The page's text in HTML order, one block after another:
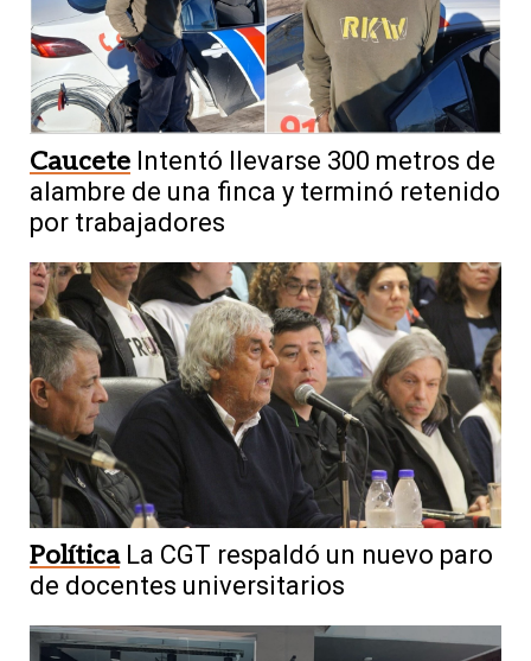
Caucete Intentó llevarse 300 metros de
alambre de una finca y terminó retenido
por trabajadores
Política La CGT respaldó un nuevo paro
de docentes universitarios